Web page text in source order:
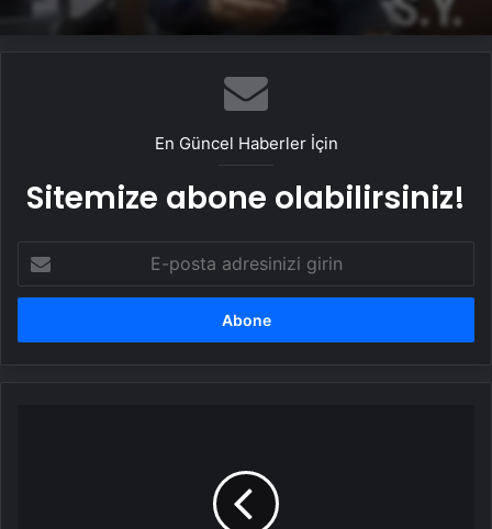
En Güncel Haberler İçin
Sitemize abone olabilirsiniz!
posta
adresinizi